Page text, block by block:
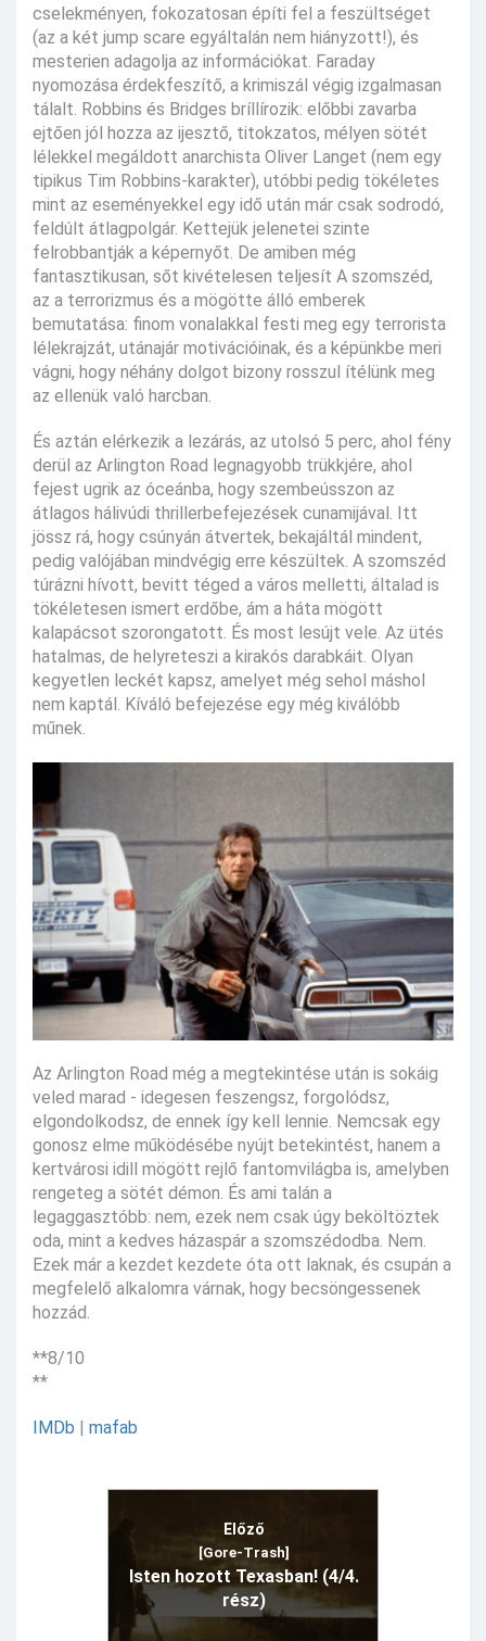
cselekményen, fokozatosan építi fel a feszültséget
(az a két jump scare egyáltalán nem hiányzott!), és
mesterien adagolja az információkat. Faraday
nyomozása érdekfeszítő, a krimiszál végig izgalmasan
tálalt. Robbins és Bridges bríllírozik: előbbi zavarba
ejtően jól hozza az ijesztő, titokzatos, mélyen sötét
lélekkel megáldott anarchista Oliver Langet (nem egy
tipikus Tim Robbins-karakter), utóbbi pedig tökéletes
mint az eseményekkel egy idő után már csak sodrodó,
feldúlt átlagpolgár. Kettejük jelenetei szinte
felrobbantják a képernyőt. De amiben még
fantasztikusan, sőt kivételesen teljesít A szomszéd,
az a terrorizmus és a mögötte álló emberek
bemutatása: finom vonalakkal festi meg egy terrorista
lélekrajzát, utánajár motivációinak, és a képünkbe meri
vágni, hogy néhány dolgot bizony rosszul ítélünk meg
az ellenük való harcban.
És aztán elérkezik a lezárás, az utolsó 5 perc, ahol fény
derül az Arlington Road legnagyobb trükkjére, ahol
fejest ugrik az óceánba, hogy szembeússzon az
átlagos hálivúdi thrillerbefejezések cunamijával. Itt
jössz rá, hogy csúnyán átvertek, bekajáltál mindent,
pedig valójában mindvégig erre készültek. A szomszéd
túrázni hívott, bevitt téged a város melletti, általad is
tökéletesen ismert erdőbe, ám a háta mögött
kalapácsot szorongatott. És most lesújt vele. Az ütés
hatalmas, de helyreteszi a kirakós darabkáit. Olyan
kegyetlen leckét kapsz, amelyet még sehol máshol
nem kaptál. Kíváló befejezése egy még kiválóbb
műnek.
Az Arlington Road még a megtekintése után is sokáig
veled marad - idegesen feszengsz, forgolódsz,
elgondolkodsz, de ennek így kell lennie. Nemcsak egy
gonosz elme működésébe nyújt betekintést, hanem a
kertvárosi idill mögött rejlő fantomvilágba is, amelyben
rengeteg a sötét démon. És ami talán a
legaggasztóbb: nem, ezek nem csak úgy beköltöztek
oda, mint a kedves házaspár a szomszédodba. Nem.
Ezek már a kezdet kezdete óta ott laknak, és csupán a
megfelelő alkalomra várnak, hogy becsöngessenek
hozzád.
**8/10
**
IMDb | mafab
Előző
[Gore-Trash]
Isten hozott Texasban! (4/4.
rész)